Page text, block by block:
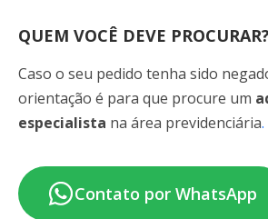
QUEM VOCÊ DEVE PROCURAR?
Caso o seu pedido tenha sido
orientação é para que procure um
especialista na área previdenciária.
Contato por WhatsApp